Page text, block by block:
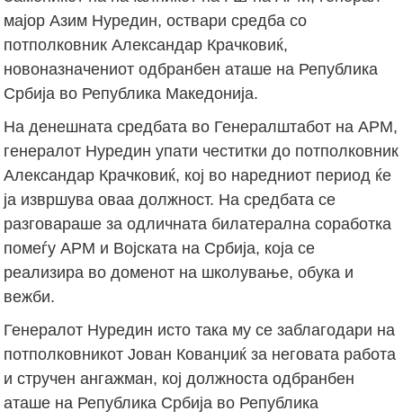
мајор Азим Нуредин, оствари средба со
потполковник Александар Крачковиќ,
новоназначениот одбранбен аташе на Република
Србија во Република Македонија.
На денешната средбата во Генералштабот на АРМ,
генералот Нуредин упати честитки до потполковник
Александар Крачковиќ, кој во наредниот период ќе
ја извршува оваа должност. На средбата се
разговараше за одличната билатерална соработка
помеѓу АРМ и Војската на Србија, која се
реализира во доменот на школување, обука и
вежби.
Генералот Нуредин исто така му се заблагодари на
потполковникот Јован Кованџиќ за неговата работа
и стручен ангажман, кој должноста одбранбен
аташе на Република Србија во Република